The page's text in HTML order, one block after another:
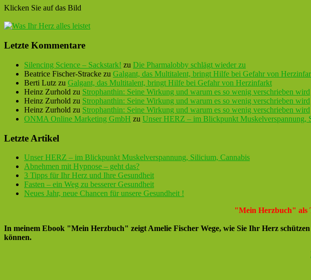
Klicken Sie auf das Bild
Letzte Kommentare
Silencing Science – Sackstark! zu Die Pharmalobby schlägt wieder zu
Beatrice Fischer-Stracke zu Galgant, das Multitalent, bringt Hilfe bei Gefahr von
Berti Lutz zu Galgant, das Multitalent, bringt Hilfe bei Gefahr von Herzinfarkt
Heinz Zurhold zu Strophanthin: Seine Wirkung und warum es so wenig verschrieben wird
Heinz Zurhold zu Strophanthin: Seine Wirkung und warum es so wenig verschrieben wird
Heinz Zurhold zu Strophanthin: Seine Wirkung und warum es so wenig verschrieben wird
ONMA Online Marketing GmbH zu Unser HERZ – im Blickpunkt Muskelverspannung,
Letzte Artikel
Unser HERZ – im Blickpunkt Muskelverspannung, Silicium, Cannabis
Abnehmen mit Hypnose – geht das?
3 Tipps für Ihr Herz und Ihre Gesundheit
Fasten – ein Weg zu besserer Gesundheit
Neues Jahr, neue Chancen für unsere Gesundheit !
"Mein Herzbuch" als
In meinem Ebook "Mein Herzbuch" zeigt Amelie Fischer Wege, wie Sie Ihr Herz
können.